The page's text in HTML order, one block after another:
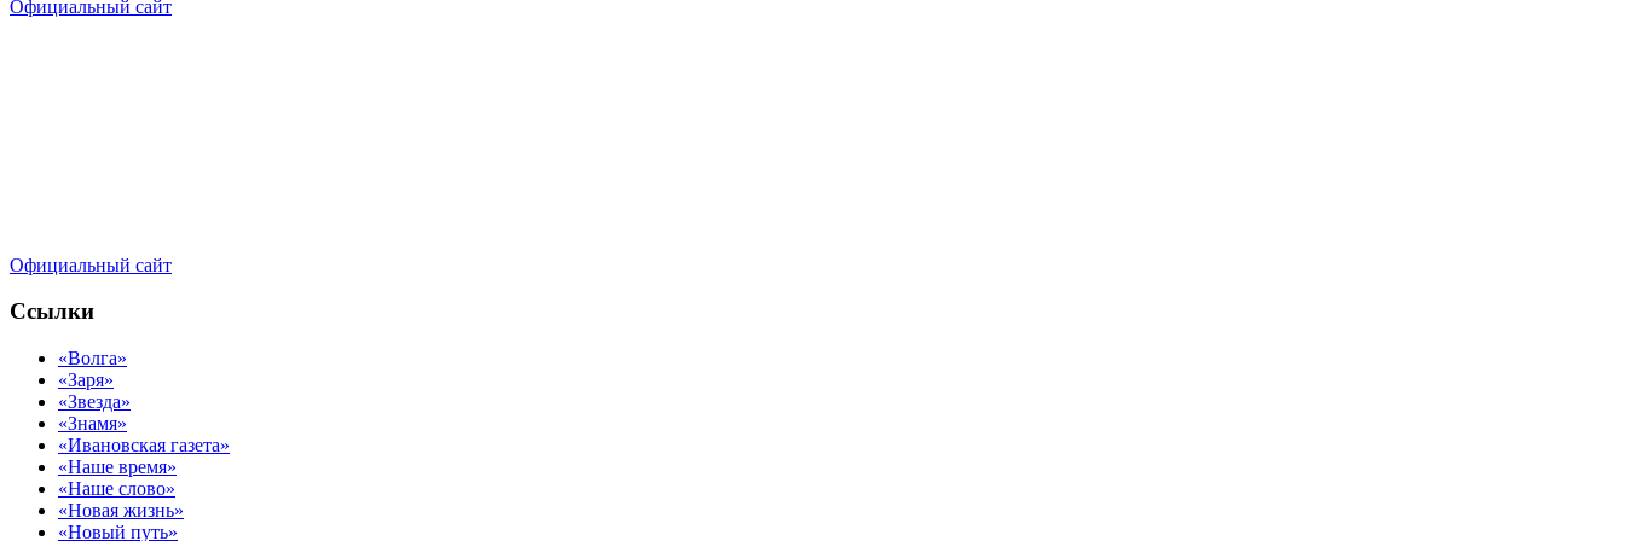
Официальный сайт
Официальный сайт
Ссылки
«Волга»
«Заря»
«Звезда»
«Знамя»
«Ивановская газета»
«Наше время»
«Наше слово»
«Новая жизнь»
«Новый путь»